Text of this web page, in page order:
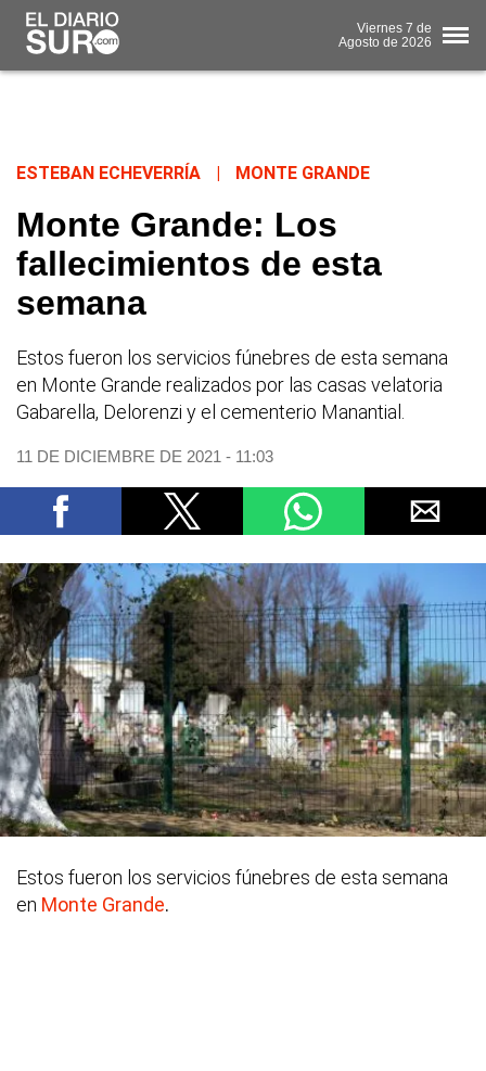
Viernes 7 de
Agosto de 2026
ESTEBAN ECHEVERRÍA MONTE GRANDE
Monte Grande: Los
fallecimientos de esta
semana
Estos fueron los servicios fúnebres de esta semana
en Monte Grande realizados por las casas velatoria
Gabarella, Delorenzi y el cementerio Manantial.
11 DE DICIEMBRE DE 2021 - 11:03
Estos fueron los servicios fúnebres de esta semana
en Monte Grande.